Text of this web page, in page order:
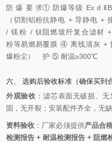
防爆要求
（切割铝粉
/ 镁粉 / 钛
粉等易燃易
爆粉尘）
① 防爆等级 Ex d
抗静电 + 导静电 +
阻燃玻纤复合滤材
覆膜 ④ 离线清灰 +
护 ⑤ 耐温≥300℃
六、 选购后验收标准（确保买到
外观验收 ：滤芯表面无破损、
固，无开裂；安装配件齐全，无
资料验收 ：厂家必须提供产品合
检测报告 + 耐温检测报告 + 阻燃